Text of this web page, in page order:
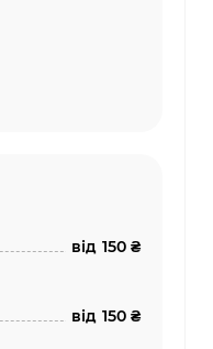
від 150 ₴
від 150 ₴